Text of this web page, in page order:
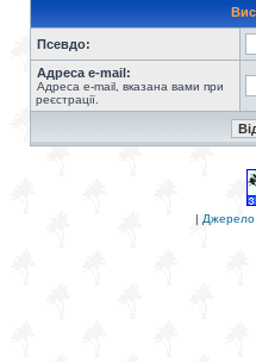
Псевдо:
Адреса e-mail:
Адреса e-mail, вказана вами при
реєстрації.
| Джерело